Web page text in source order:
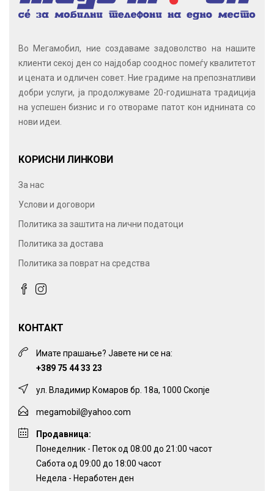
Во Мегамобил, ние создаваме задоволство на нашите
клиенти секој ден со најдобар сооднос помеѓу квалитетот
и цената и одличен совет. Ние градиме на препознатливи
добри услуги, ја продолжуваме 20-годишната традиција
на успешен бизнис и го отвораме патот кон иднината со
нови идеи.
КОРИСНИ ЛИНКОВИ
За нас
Услови и договори
Политика за заштита на лични податоци
Политика за достава
Политика за поврат на средства
КОНТАКТ
Имате прашање? Јавете ни се на:
+389 75 44 33 23
ул. Владимир Комаров бр. 18а, 1000 Скопје
megamobil@yahoo.com
Продавница:
Понеделник - Петок од 08:00 до 21:00 часот
Сабота од 09:00 до 18:00 часот
Недела - Неработен ден